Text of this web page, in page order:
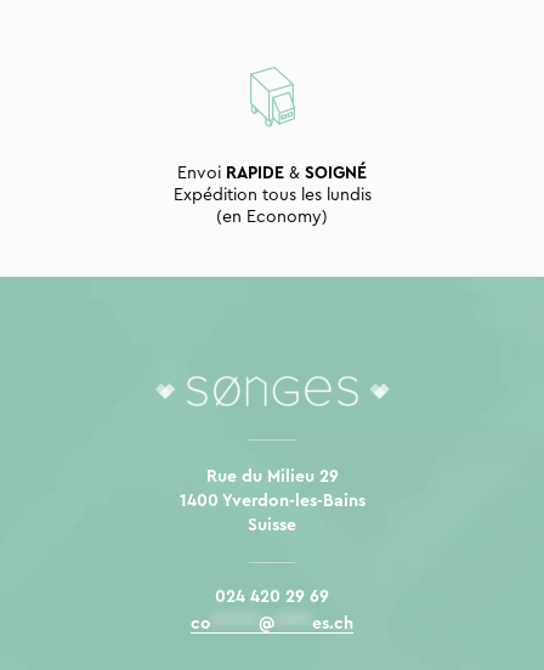
Envoi RAPIDE & SOIGNÉ
Expédition tous les lundis
(en Economy)
Rue du Milieu 29
1400 Yverdon-les-Bains
Suisse
024 420 29 69
co
@ es.ch